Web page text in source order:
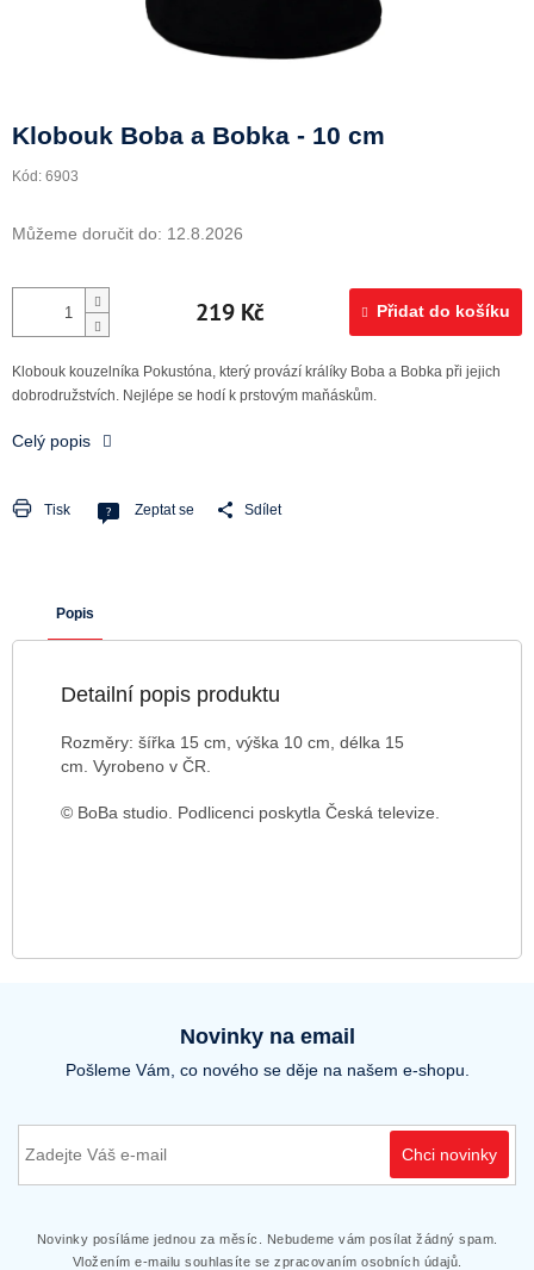
Doprava a platba
Klobouk Boba a Bobka - 10 cm
Kód: 6903
Můžeme doručit do: 12.8.2026
219 Kč Přidat do košíku
Klobouk kouzelníka Pokustóna, který provází králíky Boba a Bobka při jejich
dobrodružstvích. Nejlépe se hodí k prstovým maňáskům.
Celý popis
Tisk Zeptat se Sdílet
Popis
Detailní popis produktu
Rozměry: šířka 15 cm, výška 10 cm, délka 15
cm. Vyrobeno v ČR.
© BoBa studio. Podlicenci poskytla Česká televize.
Novinky na email
Pošleme Vám, co nového se děje na našem e-shopu.
Chci novinky
Novinky posíláme jednou za měsíc. Nebudeme vám posílat žádný spam.
Vložením e-mailu souhlasíte se zpracovaním osobních údajů.